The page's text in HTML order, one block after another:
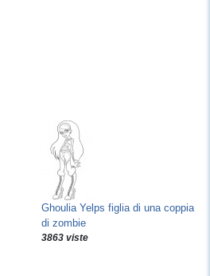
Ghoulia Yelps figlia di una coppia
di zombie
3863 viste